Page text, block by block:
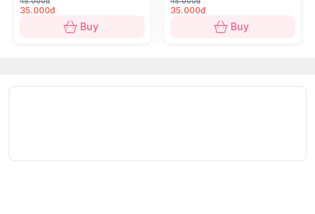
Đắm mình trong văn hóa Việt Nam qua bộ sưu tập
sticker sống động này, với các chủ đề về ẩm thực,
và người thân của bạn.
35.000đ
Buy
35.000đ
Buy